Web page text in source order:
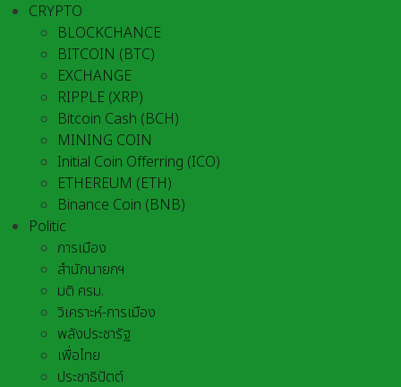
CRYPTO
BLOCKCHANCE
BITCOIN (BTC)
EXCHANGE
RIPPLE (XRP)
Bitcoin Cash (BCH)
MINING COIN
Initial Coin Offerring (ICO)
ETHEREUM (ETH)
Binance Coin (BNB)
Politic
การเมือง
สำนักนายกฯ
มติ ครม.
วิเคราะห์-การเมือง
พลังประชารัฐ
เพื่อไทย
ประชาธิปัตต์